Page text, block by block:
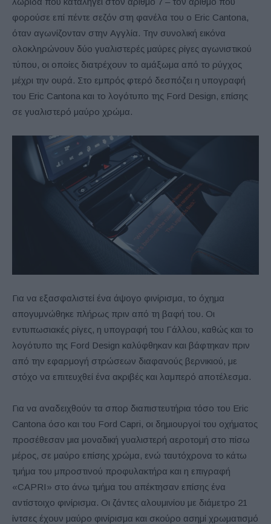
φορούσε επί πέντε σεζόν στη φανέλα του ο Eric Cantona,
όταν αγωνίζονταν στην Αγγλία. Την συνολική εικόνα
ολοκληρώνουν δύο γυαλιστερές μαύρες ρίγες αγωνιστικού
τύπου, οι οποίες διατρέχουν το αμάξωμα από το ρύγχος
μέχρι την ουρά. Στο εμπρός φτερό δεσπόζει η υπογραφή
του Eric Cantona και το λογότυπο της Ford Design, επίσης
σε γυαλιστερό μαύρο χρώμα.
Για να εξασφαλιστεί ένα άψογο φινίρισμα, το όχημα
απογυμνώθηκε πλήρως πριν από τη βαφή του. Οι
εντυπωσιακές ρίγες, η υπογραφή του Γάλλου, καθώς και το
λογότυπο της Ford Design καλύφθηκαν και βάφτηκαν πριν
από την εφαρμογή στρώσεων διαφανούς βερνικιού, με
στόχο να επιτευχθεί ένα ακριβές και λαμπερό αποτέλεσμα.
Για να αναδειχθούν τα σπορ διαπιστευτήρια τόσο του Eric
Cantona όσο και του Ford Capri, οι δημιουργοί του οχήματος
προσέθεσαν μια μοναδική γυαλιστερή αεροτομή στο πίσω
μέρος, σε μαύρο επίσης χρώμα, ενώ ταυτόχρονα το κάτω
τμήμα του μπροστινού προφυλακτήρα και η επιγραφή
«CAPRI» στο άνω τμήμα του απέκτησαν επίσης ένα
αντίστοιχο φινίρισμα. Οι ζάντες αλουμινίου με διάμετρο 21
ίντσες έχουν μαύρο φινίρισμα και σκούρο ασημί χρωματισμό